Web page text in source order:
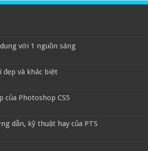
với 1 nguồn sáng
và khác biệt
của Photoshop CS5
dẫn, kỹ thuật hay của PTS